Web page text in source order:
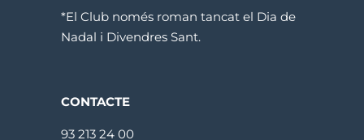
*El Club només roman tancat el Dia de
Nadal i Divendres Sant.
CONTACTE
93 213 24 00